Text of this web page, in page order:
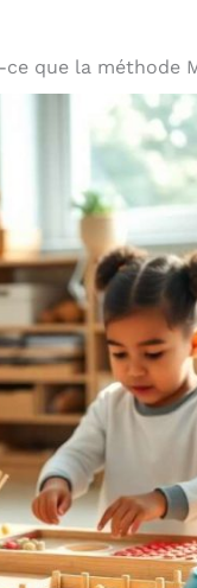
ce que la méthode